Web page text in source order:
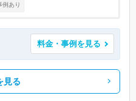
例あり
料金・事例を見る
見る